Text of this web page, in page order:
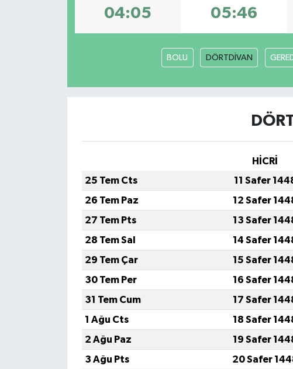
04:05 05:46
BOLU DÖRTDİVAN
HİCRİ
25 Tem Cts
11 Safer
26 Tem Paz
12 Safer
27 Tem Pts
13 Safer
28 Tem Sal
14 Safer
29 Tem Çar
15 Safer
30 Tem Per
16 Safer
31 Tem Cum
17 Safer
1 Ağu Cts
18 Safer
2 Ağu Paz
19 Safer
3 Ağu Pts
20 Safer
Foto Galeri
Köşe Yazıları
Kültür Sanat